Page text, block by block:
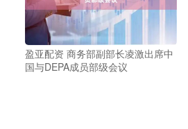
盈亚配资 商务部副部长凌激出席中
国与DEPA成员部级会议